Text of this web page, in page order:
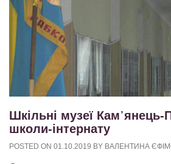
Шкільні музеї Кам᾿янець-
школи-інтернату
POSTED ON 01.10.2019 BY ВАЛЕНТИНА